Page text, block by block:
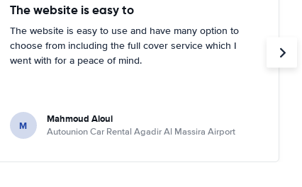
The website is easy to
The website is easy to use and have many option to
choose from including the full cover service which I
went with for a peace of mind.
M Mahmoud Aloui
Autounion Car Rental Agadir Al Massira Airport